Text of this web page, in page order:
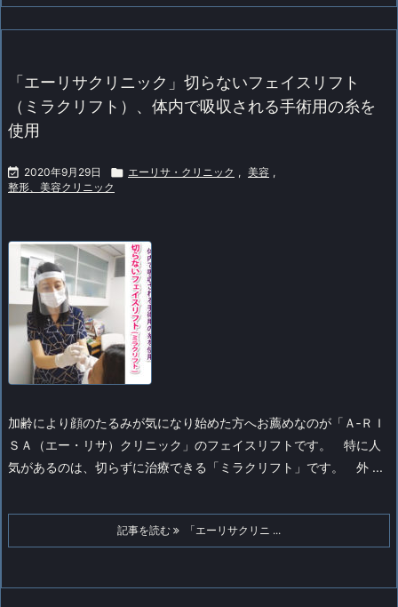
「エーリサクリニック」切らないフェイスリフト
（ミラクリフト）、体内で吸収される手術用の糸を
使用
 2020年9月29日  エーリサ・クリニック , 美容 ,
整形、美容クリニック
加齢により顔のたるみが気になり始めた方へお薦めなのが「Ａ‐ＲＩ
ＳＡ（エー・リサ）クリニック」のフェイスリフトです。
特に人
気があるのは、切らずに治療できる「ミラクリフト」です。
外 ...
記事を読む 「エーリサクリニ ...